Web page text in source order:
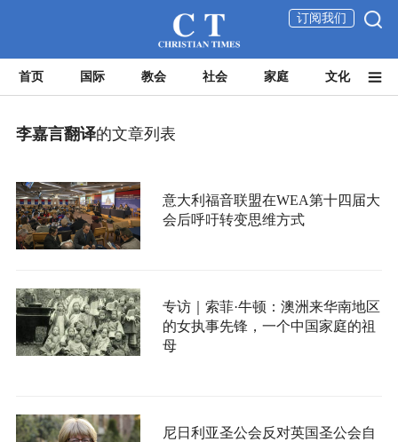
订阅我们
首页 国际 教会 社会 家庭 文化
李嘉言翻译的文章列表
意大利福音联盟在WEA第十四届大
会后呼吁转变思维方式
专访｜索菲·牛顿：澳洲来华南地区
的女执事先锋，一个中国家庭的祖
母
尼日利亚圣公会反对英国圣公会自